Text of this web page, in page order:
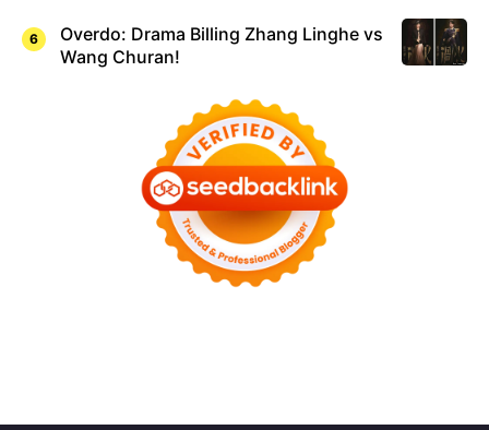
Overdo: Drama Billing Zhang Linghe vs
Wang Churan!